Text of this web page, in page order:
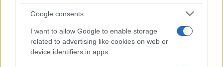
Google consents
I want to allow Google to enable storage
related to advertising like cookies on web or
device identifiers in apps.
νοσηλευτές της χώρας δίνουν καθημερινό
αγώνα ώστε να παραμείνει η φροντίδα υγείας σε
υψηλά επίπεδα προς όφελος των πολιτών. Είναι
όμως γνωστό ότι οι κενές θέσεις στα